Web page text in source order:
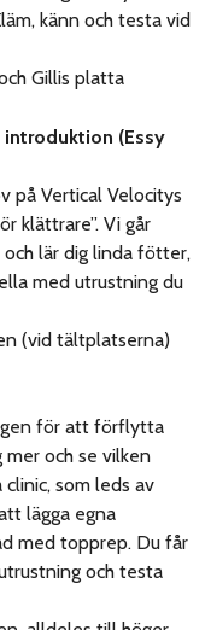
känn och testa vid
Gillis platta
introduktion (Essy
på Vertical Velocitys
klättrare”. Vi går
lär dig linda fötter,
med utrustning du
(vid tältplatserna)
för att förflytta
och se vilken
som leds av
lägga egna
med topprep. Du får
och testa